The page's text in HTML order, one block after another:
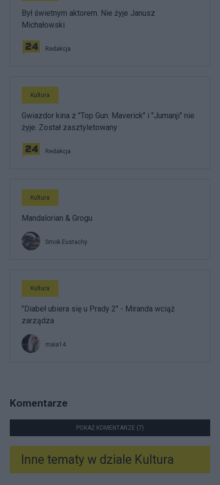
Był świetnym aktorem. Nie żyje Janusz
Michałowski
Redakcja
Kultura
Gwiazdor kina z "Top Gun: Maverick" i "Jumanji" nie
żyje. Został zasztyletowany
Redakcja
Kultura
Mandalorian & Grogu
Smok Eustachy
Kultura
"Diabeł ubiera się u Prady 2" - Miranda wciąż
zarządza
maia14
Komentarze
POKAŻ KOMENTARZE (7)
Inne tematy w dziale Kultura